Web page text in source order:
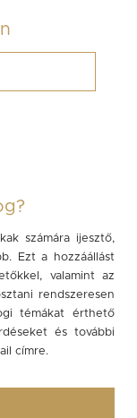
számára ijesztő,
Ezt a hozzáállást
valamint az
rendszeresen
témákat érthető
és további
címre.